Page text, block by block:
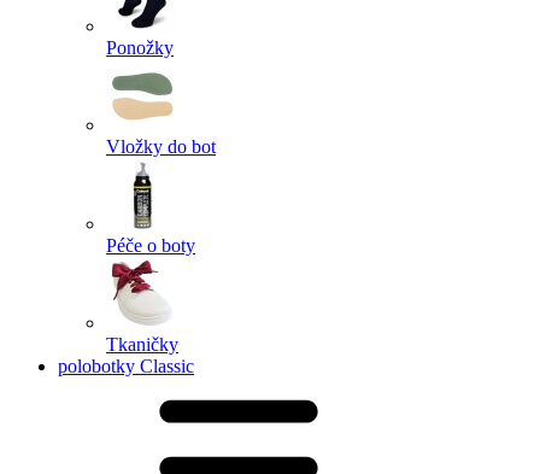
Ponožky
Vložky do bot
Péče o boty
Tkaničky
polobotky Classic